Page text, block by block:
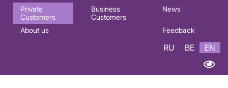
Основная
навигация
Private
Customers
Business
Customers
News
About us Feedback
RU BE EN